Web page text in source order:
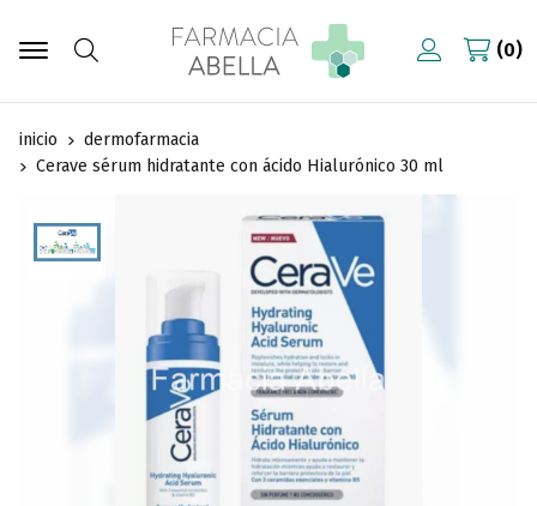
Buscar
0
inicio
dermofarmacia
Cerave sérum hidratante con ácido Hialurónico 30 ml